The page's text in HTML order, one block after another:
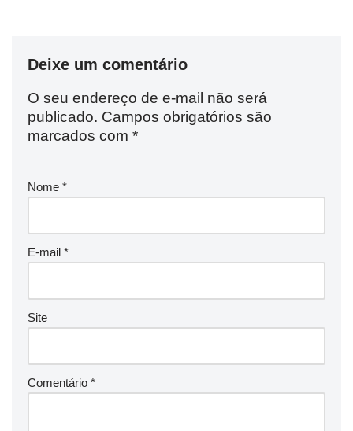
Deixe um comentário
O seu endereço de e-mail não será
publicado. Campos obrigatórios são
marcados com *
Nome *
E-mail *
Site
Comentário *